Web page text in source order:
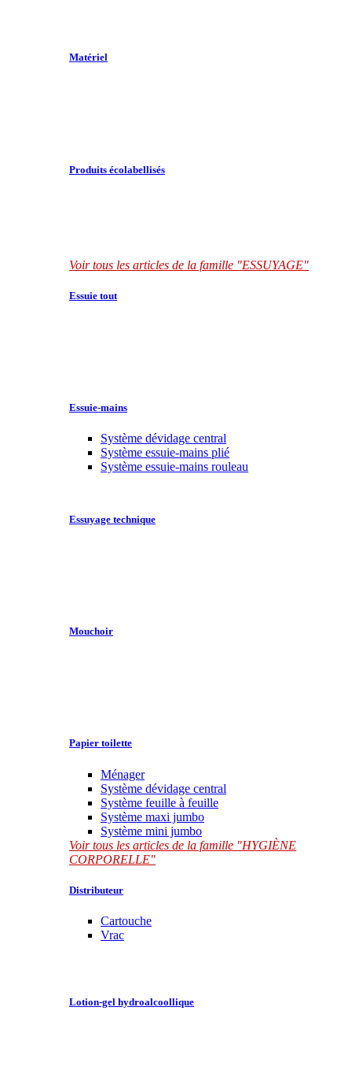
Matériel
Produits écolabellisés
Voir tous les articles de la famille "ESSUYAGE"
Essuie tout
Essuie-mains
Système dévidage central
Système essuie-mains plié
Système essuie-mains rouleau
Essuyage technique
Mouchoir
Papier toilette
Ménager
Système dévidage central
Système feuille à feuille
Système maxi jumbo
Système mini jumbo
Voir tous les articles de la famille "HYGIÈNE
CORPORELLE"
Distributeur
Cartouche
Vrac
Lotion-gel hydroalcoollique